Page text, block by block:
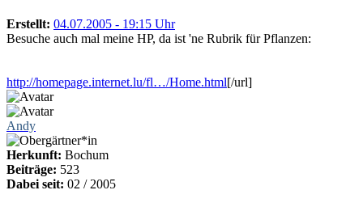
Erstellt: 04.07.2005 - 19:15 Uhr
Besuche auch mal meine HP, da ist 'ne Rubrik für Pflanzen:
http://homepage.internet.lu/fl…/Home.html[/url]
Andy
Herkunft: Bochum
Beiträge: 523
Dabei seit: 02 / 2005